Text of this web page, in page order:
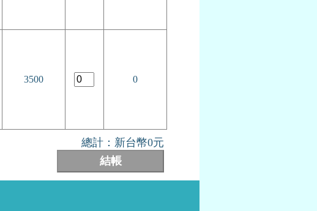
3500 0
總計：新台幣0元